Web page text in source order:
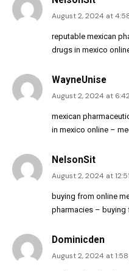
August 2, 2024 at
reputable mexican
drugs in mexico
WayneUnise
August 2, 2024 at
mexican
in mexico online –
NelsonSit
August 2, 2024 at
buying from online
pharmacies – buying
Dominicden
August 2, 2024 at